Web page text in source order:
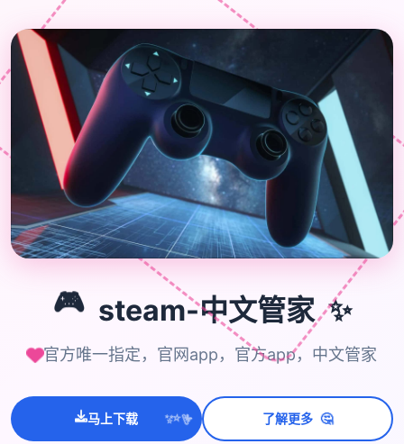
🎮
🎮 steam-中文管家 ✨
官方唯一指定，官网app，官方app，中文管家
马上下载 ✨⭐💫 了解更多 🤔